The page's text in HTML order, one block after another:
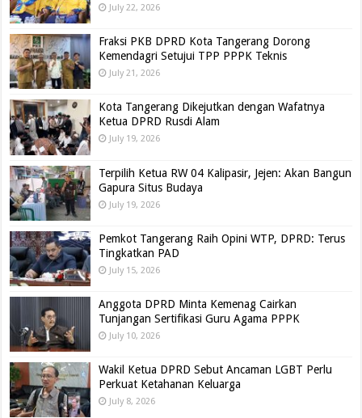
July 22, 2026
Fraksi PKB DPRD Kota Tangerang Dorong
Kemendagri Setujui TPP PPPK Teknis
July 21, 2026
Kota Tangerang Dikejutkan dengan Wafatnya
Ketua DPRD Rusdi Alam
July 19, 2026
Terpilih Ketua RW 04 Kalipasir, Jejen: Akan Bangun
Gapura Situs Budaya
July 19, 2026
Pemkot Tangerang Raih Opini WTP, DPRD: Terus
Tingkatkan PAD
July 15, 2026
Anggota DPRD Minta Kemenag Cairkan
Tunjangan Sertifikasi Guru Agama PPPK
July 10, 2026
Wakil Ketua DPRD Sebut Ancaman LGBT Perlu
Perkuat Ketahanan Keluarga
July 8, 2026